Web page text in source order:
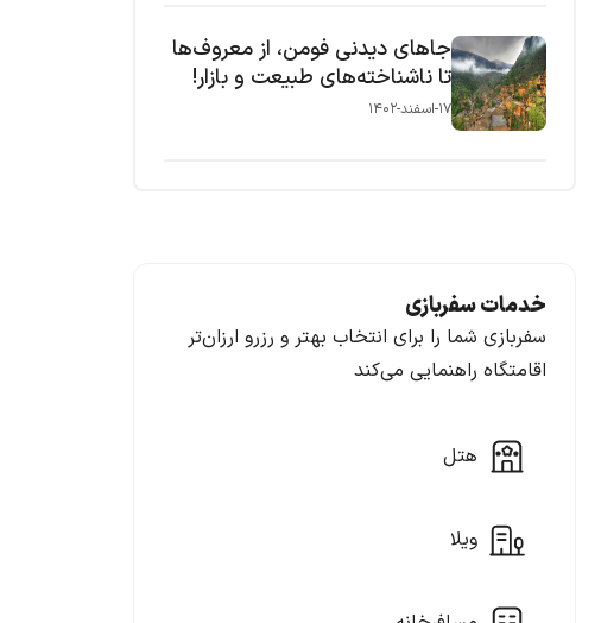
جاهای دیدنی فومن، از معروف‌ها
تا ناشناخته‌های طبیعت و بازار!
۱۷-اسفند-۱۴۰۲
خدمات سفربازی
سفربازی شما را برای انتخاب بهتر و رزرو ارزان‌تر
اقامتگاه راهنمایی می‌کند
هتل
ویلا